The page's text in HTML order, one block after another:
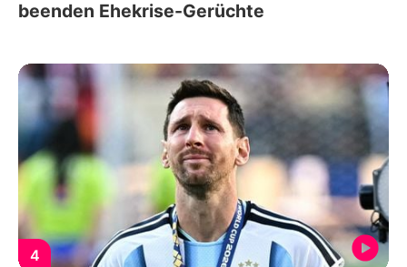
beenden Ehekrise-Gerüchte
4